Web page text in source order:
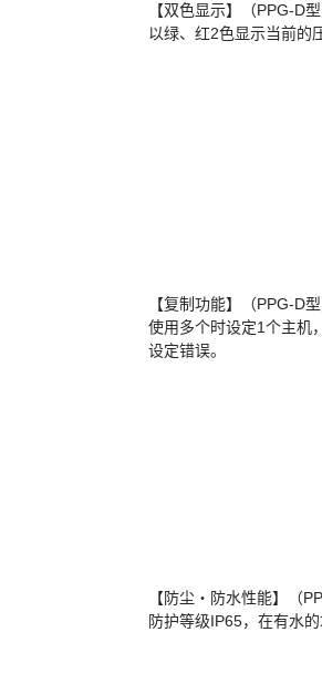
【双色显示】（PPG-D型
以绿、红2色显示当前的
【复制功能】（PPG-D型
使用多个时设定1个主机
设定错误。
【防尘・防水性能】（
防护等级IP65，在有水的